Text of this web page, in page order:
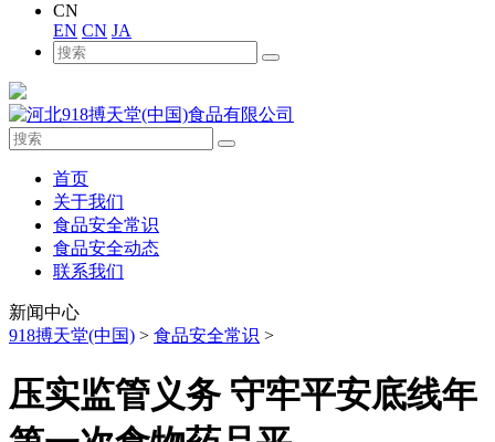
CN
EN CN JA
首页
关于我们
食品安全常识
食品安全动态
联系我们
新闻中心
918搏天堂(中国) > 食品安全常识 >
压实监管义务 守牢平安底线年